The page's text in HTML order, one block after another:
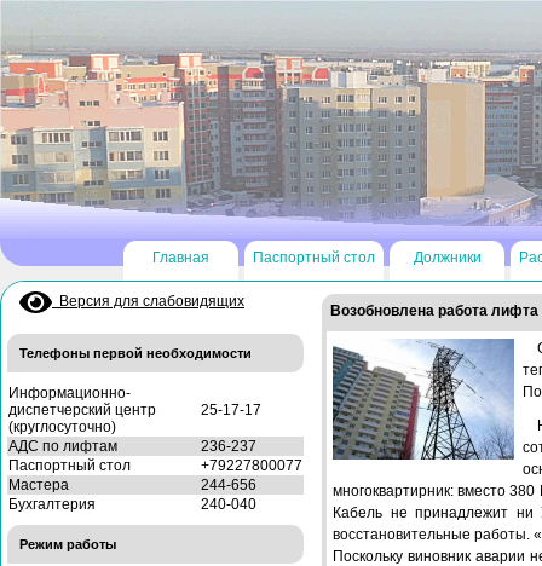
Главная Паспортный стол Должники
Версия для слабовидящих
Телефоны первой необходимости
Информационно-
диспетчерский центр
(круглосуточно)
25-17-17
АДС по лифтам
236-237
Паспортный стол
+79227800077
Мастера
244-656
Бухгалтерия
240-040
Режим работы
Возобновлена работа
многоквартирник: вместо
Кабель не принадлежит ни
восстановительные работы.
Поскольку виновник аварии